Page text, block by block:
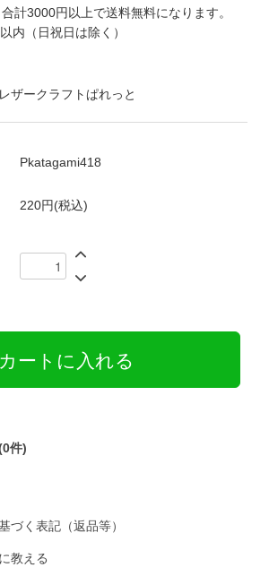
計3000円以上で送料無料になります。
内（日祝日は除く）
ザークラフトぱれっと
Pkatagami418
220円(税込)
件)
づく表記（返品等）
教える